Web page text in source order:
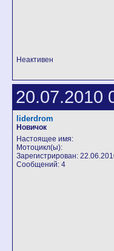
Неактивен
20.07.2010
liderdrom
Новичок
Настоящее имя:
Мотоцикл(ы):
Зарегистрирован:
Сообщений: 4